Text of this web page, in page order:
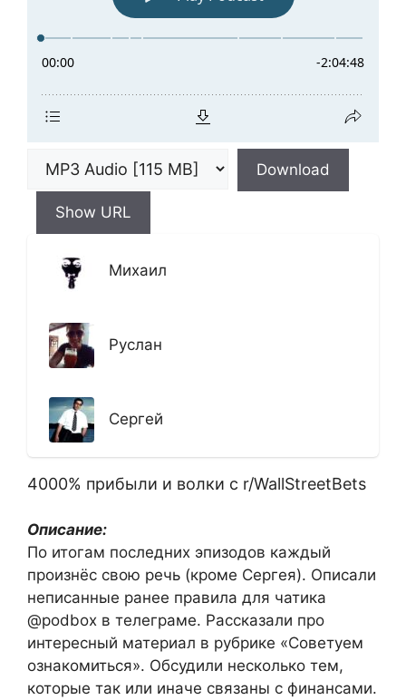
Download
Show URL
Михаил
Руслан
Сергей
4000% прибыли и волки с r/WallStreetBets
Описание:
По итогам последних эпизодов каждый
произнёс свою речь (кроме Сергея). Описали
неписанные ранее правила для чатика
@podbox в телеграме. Рассказали про
интересный материал в рубрике «Советуем
ознакомиться». Обсудили несколько тем,
которые так или иначе связаны с финансами.